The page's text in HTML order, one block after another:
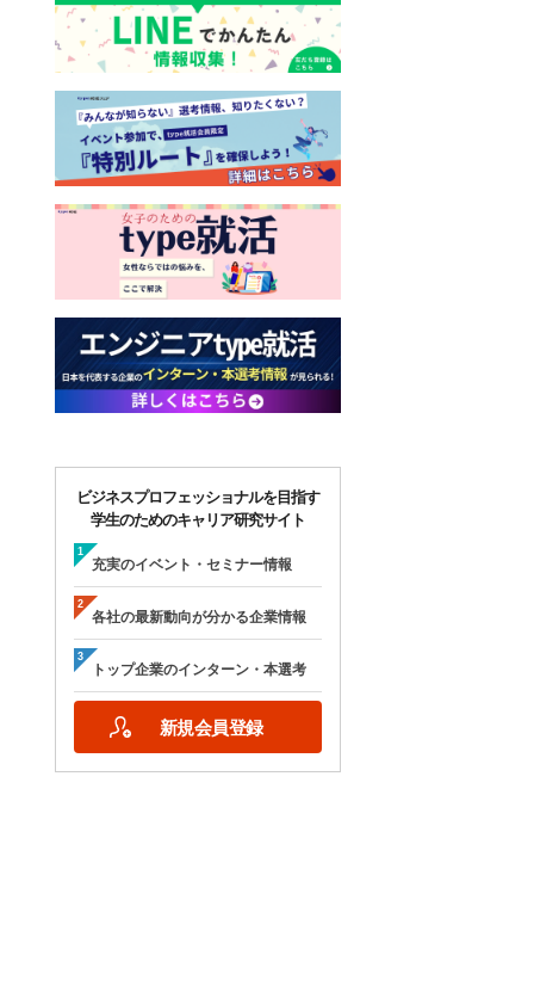
ビジネスプロフェッショナルを目指す
学生のためのキャリア研究サイト
充実のイベント・セミナー情報
各社の最新動向が分かる企業情報
トップ企業のインターン・本選考
新規会員登録